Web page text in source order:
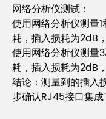
网络分析仪测试：
使用网络分析仪测量
耗，插入损耗为2dB
使用网络分析仪测量
耗，插入损耗为2dB
结论：测量到的插入
步确认RJ45接口集成